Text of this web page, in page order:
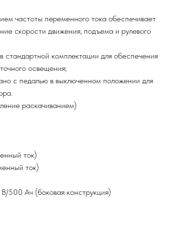
частоты переменного тока обеспечивает
скорости движения, подъема и рулевого
комплектации для обеспечения
освещения;
с педалью в выключенном положении для
раскачиванием)
ток)
ток)
500 Ач (боковая конструкция)